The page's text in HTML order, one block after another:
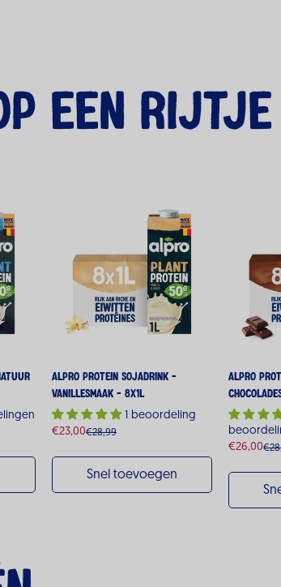
een rijtje
Alpro Protein Sojadrink -
Vanillesmaak - 8x1L
1 beoordeling
Verkoopprijs
€23,00
Normale€28,99
Snel toevoegen
Alpro
€26,00
Normale